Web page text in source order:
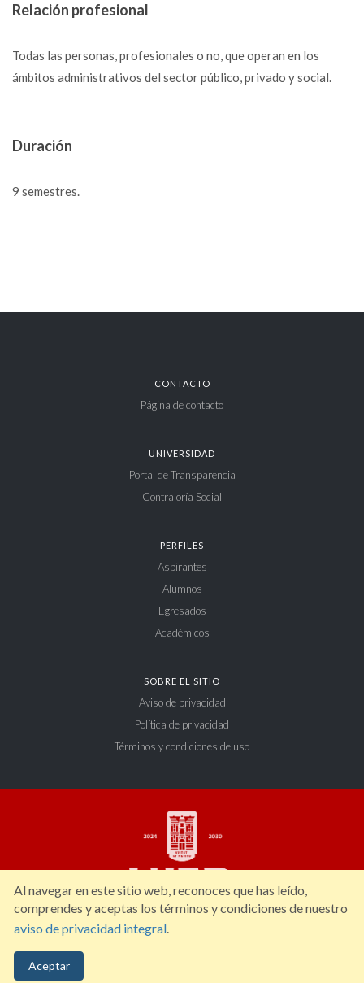
Relación profesional
Todas las personas, profesionales o no, que operan en los
ámbitos administrativos del sector público, privado y social.
Duración
9 semestres.
CONTACTO
Página de contacto
UNIVERSIDAD
Portal de Transparencia
Contraloría Social
PERFILES
Aspirantes
Alumnos
Egresados
Académicos
SOBRE EL SITIO
Aviso de privacidad
Política de privacidad
Términos y condiciones de uso
Constitución 404 Sur, Zona Centro. C.P. 34000, Durango, Dgo. México. Tel: (618)
Al navegar en este sitio web, reconoces que has leído,
comprendes y aceptas los términos y condiciones de nuestro
aviso de privacidad integral.
Aceptar